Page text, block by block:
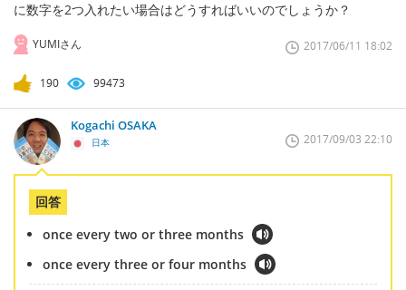
に数字を2つ入れたい場合はどうすればいいのでしょうか？
YUMIさん 2017/06/11 18:02
190 99473
Kogachi OSAKA
日本 2017/09/03 22:10
回答
once every two or three months
once every three or four months